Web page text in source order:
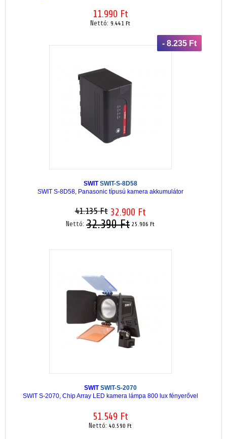
11.990 Ft
Nettó: 9.441 Ft
- 8.235 Ft
SWITSWIT-S-8D58
SWIT S-8D58, Panasonic típusú kamera akkumulátor
41.135 Ft 32.900 Ft
Nettó: 32.390 Ft 25.906 Ft
SWITSWIT-S-2070
SWIT S-2070, Chip Array LED kamera lámpa 800 lux fényerővel
51.549 Ft
Nettó: 40.590 Ft